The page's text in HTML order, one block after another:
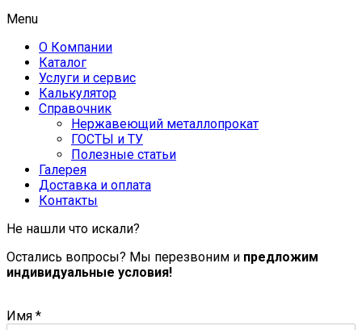
Menu
О Компании
Каталог
Услуги и сервис
Калькулятор
Справочник
Нержавеющий металлопрокат
ГОСТЫ и ТУ
Полезные статьи
Галерея
Доставка и оплата
Контакты
Не нашли что искали?
Остались вопросы? Мы перезвоним и предложим
индивидуальные условия!
Имя *